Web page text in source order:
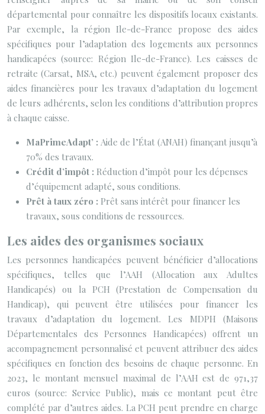
départemental pour connaître les dispositifs locaux existants.
Par exemple, la région Ile-de-France propose des aides
spécifiques pour l’adaptation des logements aux personnes
handicapées (source: Région Ile-de-France). Les caisses de
retraite (Carsat, MSA, etc.) peuvent également proposer des
aides financières pour les travaux d’adaptation du logement
de leurs adhérents, selon les conditions d’attribution propres
à chaque caisse.
MaPrimeAdapt’ : Aide de l’État (ANAH) finançant jusqu’à
70% des travaux.
Crédit d’impôt : Réduction d’impôt pour les dépenses
d’équipement adapté, sous conditions.
Prêt à taux zéro : Prêt sans intérêt pour financer les
travaux, sous conditions de ressources.
Les aides des organismes sociaux
Les personnes handicapées peuvent bénéficier d’allocations
spécifiques, telles que l’AAH (Allocation aux Adultes
Handicapés) ou la PCH (Prestation de Compensation du
Handicap), qui peuvent être utilisées pour financer les
travaux d’adaptation du logement. Les MDPH (Maisons
Départementales des Personnes Handicapées) offrent un
accompagnement personnalisé et peuvent attribuer des aides
spécifiques en fonction des besoins de chaque personne. En
2023, le montant mensuel maximal de l’AAH est de 971,37
euros (source: Service Public), mais ce montant peut être
complété par d’autres aides. La PCH peut prendre en charge